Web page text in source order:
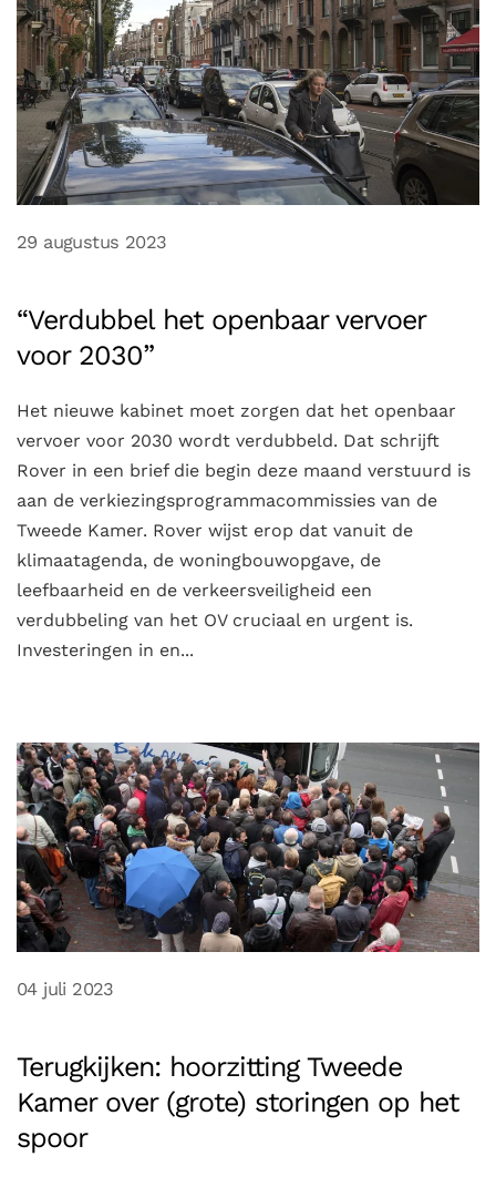
29 augustus 2023
“Verdubbel het openbaar vervoer
voor 2030”
Het nieuwe kabinet moet zorgen dat het openbaar
vervoer voor 2030 wordt verdubbeld. Dat schrijft
Rover in een brief die begin deze maand verstuurd is
aan de verkiezingsprogrammacommissies van de
Tweede Kamer. Rover wijst erop dat vanuit de
klimaatagenda, de woningbouwopgave, de
leefbaarheid en de verkeersveiligheid een
verdubbeling van het OV cruciaal en urgent is.
Investeringen in en...
04 juli 2023
Terugkijken: hoorzitting Tweede
Kamer over (grote) storingen op het
spoor